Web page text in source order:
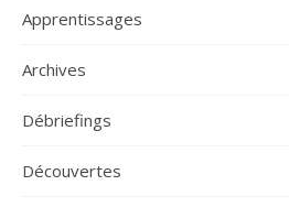
Apprentissages
Archives
Débriefings
Découvertes